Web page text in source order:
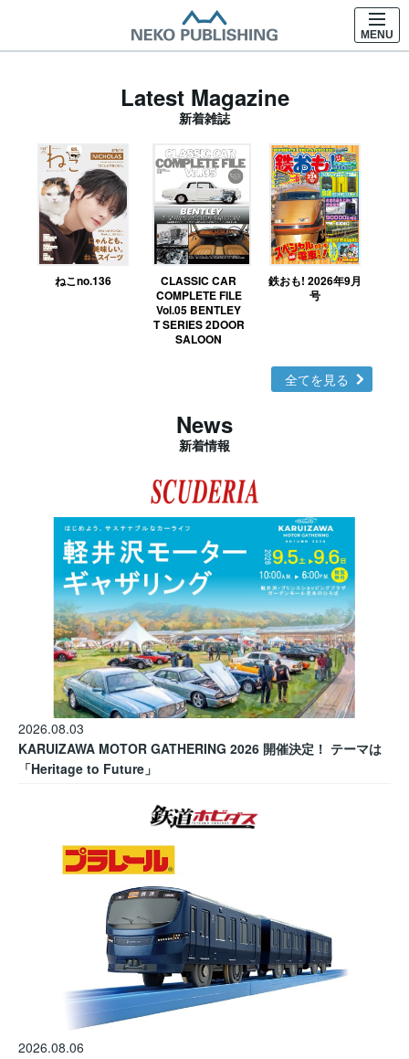
MENU
Latest Magazine
新着雑誌
ねこno.136
CLASSIC CAR
COMPLETE FILE
Vol.05 BENTLEY
T SERIES 2DOOR
SALOON
鉄おも! 2026年9月
号
全てを見る
News
新着情報
2026.08.03
KARUIZAWA MOTOR GATHERING 2026 開催決定！ テーマは
「Heritage to Future」
2026.08.06